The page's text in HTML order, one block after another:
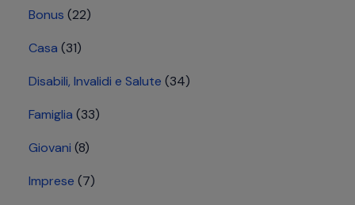
Bonus (22)
Casa (31)
Disabili, Invalidi e Salute (34)
Famiglia (33)
Giovani (8)
Imprese (7)